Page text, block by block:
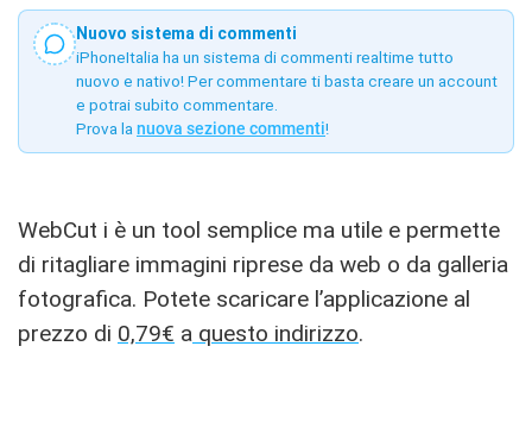
Nuovo sistema di commenti
iPhoneItalia ha un sistema di commenti realtime tutto
nuovo e nativo! Per commentare ti basta creare un account
e potrai subito commentare.
Prova la nuova sezione commenti!
WebCut i è un tool semplice ma utile e permette
di ritagliare immagini riprese da web o da galleria
fotografica. Potete scaricare l’applicazione al
prezzo di 0,79€ a questo indirizzo.